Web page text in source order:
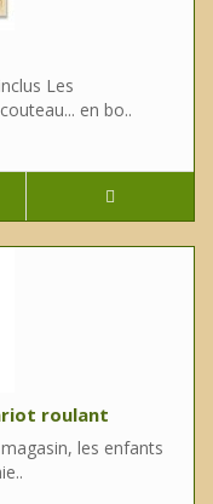
Les
en bo..
roulant
les enfants